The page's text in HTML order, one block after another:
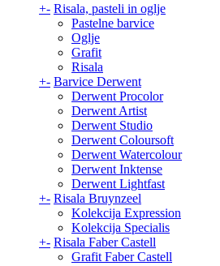
+- Risala, pasteli in oglje
Pastelne barvice
Oglje
Grafit
Risala
+- Barvice Derwent
Derwent Procolor
Derwent Artist
Derwent Studio
Derwent Coloursoft
Derwent Watercolour
Derwent Inktense
Derwent Lightfast
+- Risala Bruynzeel
Kolekcija Expression
Kolekcija Specialis
+- Risala Faber Castell
Grafit Faber Castell